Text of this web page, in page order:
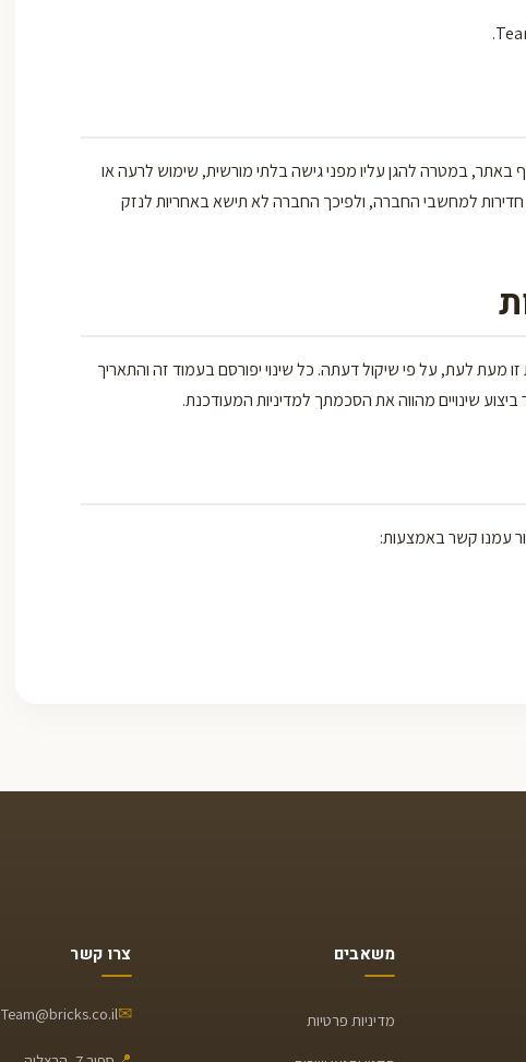
.
במטרה להגן עליו מפני גישה בלתי מורשית, שימוש לרעה או
למחשבי החברה, ולפיכך החברה לא תישא באחריות לנזק
מעת לעת, על פי שיקול דעתה. כל שינוי יפורסם בעמוד זה והתאריך
שינויים מהווה את הסכמתך למדיניות המעודכנת.
עמנו קשר באמצעות:
משאבים
מדיניות פרטיות
צרו קשר
✉
Team@bricks.co.il